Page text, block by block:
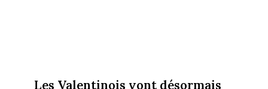
Les Valentinois vont désormais